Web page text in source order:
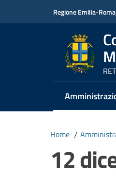
Regione Emilia-
Menu
Home /
12